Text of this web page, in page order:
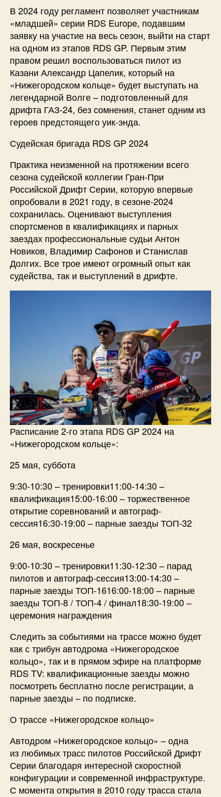
В 2024 году регламент позволяет участникам
«младшей» серии RDS Europe, подавшим
заявку на участие на весь сезон, выйти на старт
на одном из этапов RDS GP. Первым этим
правом решил воспользоваться пилот из
Казани Александр Цапелик, который на
«Нижегородском кольце» будет выступать на
легендарной Волге – подготовленный для
дрифта ГАЗ-24, без сомнения, станет одним из
героев предстоящего уик-энда.
Судейская бригада RDS GP 2024
Практика неизменной на протяжении всего
сезона судейской коллегии Гран-При
Российской Дрифт Серии, которую впервые
опробовали в 2021 году, в сезоне-2024
сохранилась. Оценивают выступления
спортсменов в квалификациях и парных
заездах профессиональные судьи Антон
Новиков, Владимир Сафонов и Станислав
Долгих. Все трое имеют огромный опыт как
судейства, так и выступлений в дрифте.
Расписание 2-го этапа RDS GP 2024 на
«Нижегородском кольце»:
25 мая, суббота
9:30-10:30 – тренировки11:00-14:30 –
квалификация15:00-16:00 – торжественное
открытие соревнований и автограф-
сессия16:30-19:00 – парные заезды ТОП-32
26 мая, воскресенье
9:00-10:30 – тренировки11:30-12:30 – парад
пилотов и автограф-сессия13:00-14:30 –
парные заезды ТОП-1616:00-18:00 – парные
заезды ТОП-8 / ТОП-4 / финал18:30-19:00 –
церемония награждения
Следить за событиями на трассе можно будет
как с трибун автодрома «Нижегородское
кольцо», так и в прямом эфире на платформе
RDS TV: квалификационные заезды можно
посмотреть бесплатно после регистрации, а
парные заезды – по подписке.
О трассе «Нижегородское кольцо»
Автодром «Нижегородское кольцо» – одна
из любимых трасс пилотов Российской Дрифт
Серии благодаря интересной скоростной
конфигурации и современной инфраструктуре.
С момента открытия в 2010 году трасса стала